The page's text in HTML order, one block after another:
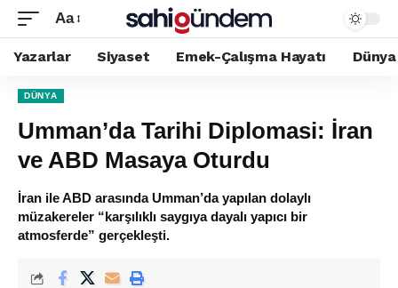
Aa
Yazarlar Siyaset Emek-Çalışma Hayatı Dünya
DÜNYA
Umman’da Tarihi Diplomasi: İran
ve ABD Masaya Oturdu
İran ile ABD arasında Umman’da yapılan dolaylı
müzakereler “karşılıklı saygıya dayalı yapıcı bir
atmosferde” gerçekleşti.